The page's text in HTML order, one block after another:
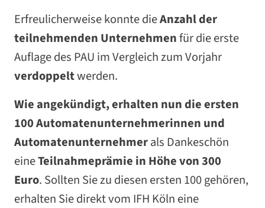
Erfreulicherweise konnte dieAnzahl der
teilnehmenden Unternehmenfür die erste
Auflage des PAU im Vergleich zum Vorjahr
verdoppeltwerden.
Wie angekündigt, erhalten nun die ersten
100 Automatenunternehmerinnen und
Automatenunternehmerals Dankeschön
eineTeilnahmeprämie in Höhe von 300
Euro. Sollten Sie zu diesen ersten 100 gehören,
erhalten Sie direkt vom IFH Köln eine